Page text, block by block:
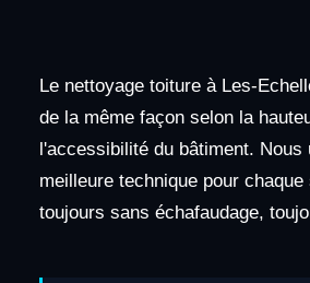
Le nettoyage toiture à Les-
de la même façon selon la
l'accessibilité du bâtiment. Nous
meilleure technique pour
toujours sans échafaudage,